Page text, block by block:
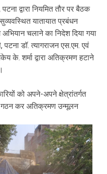
द्वारा नियमित तौर पर बैठक
यातायात प्रबंधन
चलाने का निदेश दिया गया
डॉ. त्यागराजन एस.एम. एवं
के. शर्मा द्वारा अतिक्रमण हटाने
को अपने-अपने क्षेत्रांतर्गत
गठन कर अतिक्रमण उन्मूलन